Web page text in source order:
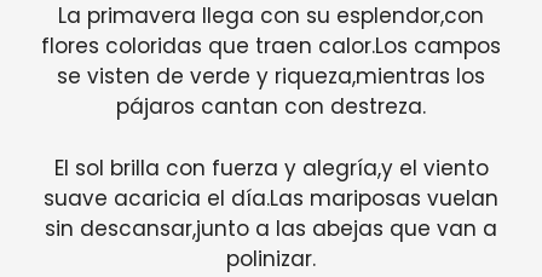
La primavera llega con su esplendor,con
flores coloridas que traen calor.Los campos
se visten de verde y riqueza,mientras los
pájaros cantan con destreza.
El sol brilla con fuerza y alegría,y el viento
suave acaricia el día.Las mariposas vuelan
sin descansar,junto a las abejas que van a
polinizar.